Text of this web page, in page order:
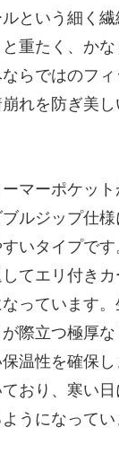
という細く
重たく、か
らではのフ
れを防ぎ美
マーポケッ
ルジップ仕
いタイプで
てエリ付きカ
っています
際立つ極厚な
温性を確保
おり、寒い
うになってい